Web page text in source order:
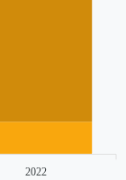
2022